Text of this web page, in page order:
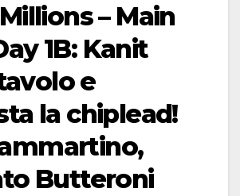
– Main
1B: Kanit
e
la chiplead!
Butteroni